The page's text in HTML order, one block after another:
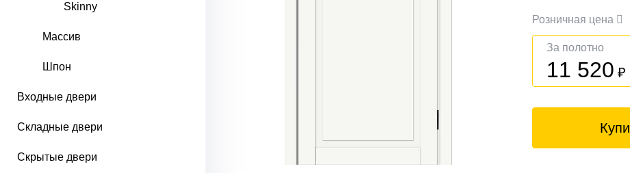
Skinny
Массив
Шпон
Входные двери
Складные двери
Скрытые двери
Розничная цена
За полотно
11 520 ₽